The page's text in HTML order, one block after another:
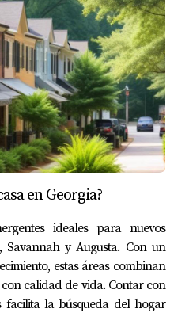
en Georgia?
ideales para nuevos
Savannah y Augusta. Con un
estas áreas combinan
calidad de vida. Contar con
facilita la búsqueda del hogar